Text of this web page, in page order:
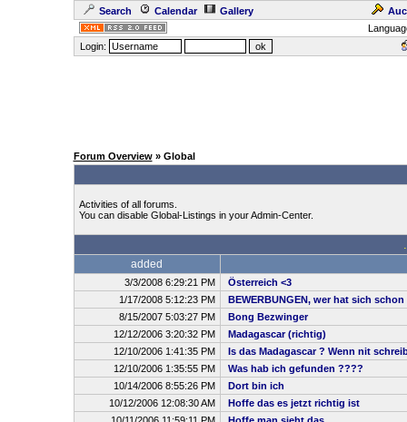
Search Calendar Gallery
Login:
Forum Overview» Global
Activities of all forums.
You can disable Global-Listings in your Admin-Center.
added
3/3/2008 6:29:21 PM
Österreich <3
1/17/2008 5:12:23 PM
BEWERBUNGEN, wer hat sich
8/15/2007 5:03:27 PM
Bong Bezwinger
12/12/2006 3:20:32 PM
Madagascar (richtig)
12/10/2006 1:41:35 PM
Is das Madagascar ? Wenn nit
12/10/2006 1:35:55 PM
Was hab ich gefunden ????
10/14/2006 8:55:26 PM
Dort bin ich
10/12/2006 12:08:30 AM
Hoffe das es jetzt richtig ist